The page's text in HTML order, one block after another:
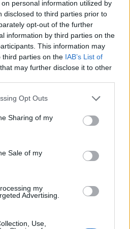
personal information utilized by
disclosed to third parties prior to
opt-out of the further
information by third parties on the
This information may
third parties on the IAB’s List of
that may further disclose it to other
Opt Outs
Sharing of my
Sale of my
my
Advertising.
Use,
representativo de Sierra de
donde se encuentran
Cobijo o de Ojesto, incluidos
de Extremadura como
atraviesa rodales de
olmo de montaña, pudiéndose
herbáceas de interés o
el verdadero protagonista
es el piorno serrano que,
significativas de
incluidas en el Catálogo
de Extremadura,
occidental-oceánica en
piorno serrano, en la cima
amplias manchas del
denominado
también discurre cerca de